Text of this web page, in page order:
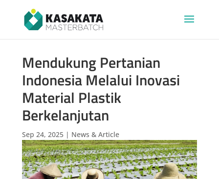
Mendukung Pertanian
Indonesia Melalui Inovasi
Material Plastik
Berkelanjutan
Sep 24, 2025| News & Article